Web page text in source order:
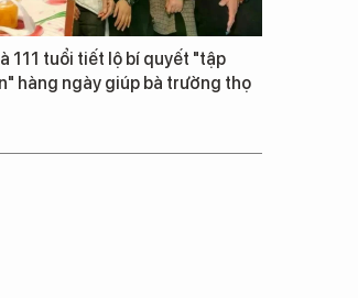
111 tuổi tiết lộ bí quyết "tập
hàng ngày giúp bà trường thọ